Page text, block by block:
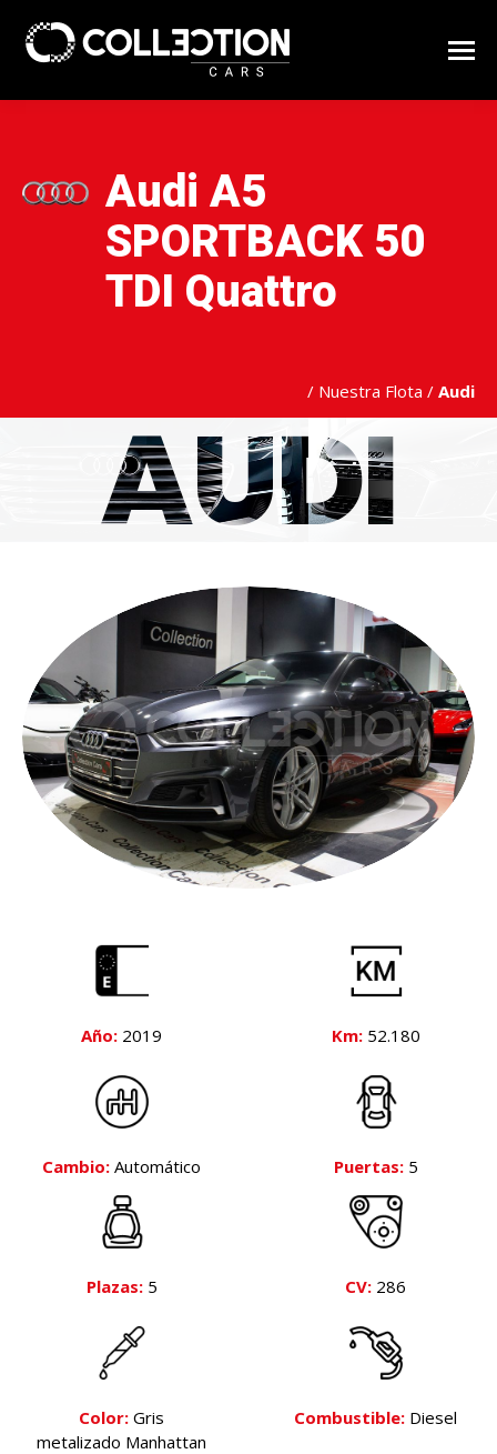
Audi A5
SPORTBACK 50
TDI Quattro
/ Nuestra Flota / Audi
AUDI
Año: 2019 Km:52.180
Cambio: Automático Puertas:5
Plazas:5 CV: 286
Color: Gris
metalizado Manhattan
Combustible: Diesel